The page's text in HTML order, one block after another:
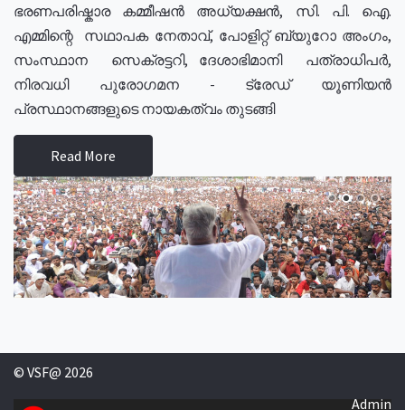
ഭരണപരിഷ്കാര കമ്മീഷൻ അധ്യക്ഷൻ, സി. പി. ഐ.
എമ്മിന്റെ സഥാപക നേതാവ്, പോളിറ്റ് ബ്യുറോ അംഗം,
സംസ്ഥാന സെക്രട്ടറി, ദേശാഭിമാനി പത്രാധിപർ,
നിരവധി പുരോഗമന - ട്രേഡ് യൂണിയൻ
പ്രസ്ഥാനങ്ങളുടെ നായകത്വം തുടങ്ങി
Read More
© VSF@ 2026
Admin